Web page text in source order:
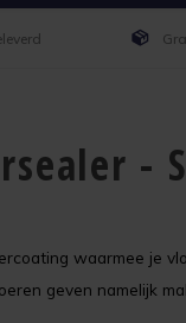
-
waarmee je
geven namelijk